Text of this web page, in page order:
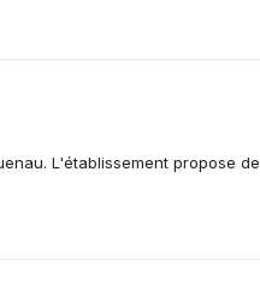
L'établissement propose de